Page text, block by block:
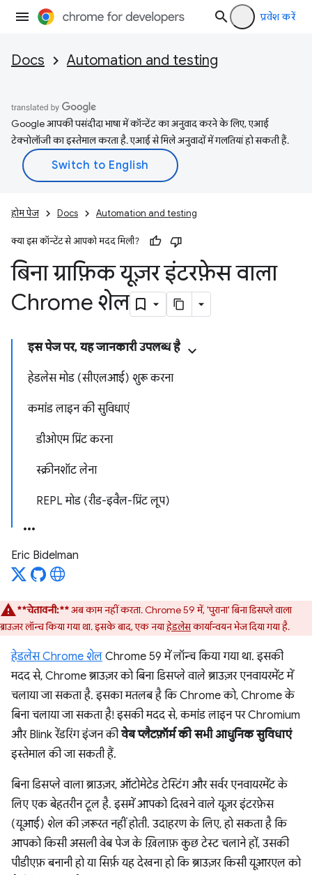
प्रवेश करें
Docs Automation and testing
Google आपकी पसंदीदा भाषा में कॉन्टेंट का अनुवाद करने के लिए, एआई
टेक्नोलॉजी का इस्तेमाल करता है. एआई से मिले अनुवादों में गलतियां हो सकती हैं.
होम पेज Docs Automation and testing
क्या इस कॉन्टेंट से आपको मदद मिली?
बिना ग्राफ़िक यूज़र इंटरफ़ेस वाला
Chrome शेल
इस पेज पर, यह जानकारी उपलब्ध है
हेडलेस मोड (सीएलआई) शुरू करना
कमांड लाइन की सुविधाएं
डीओएम प्रिंट करना
स्क्रीनशॉट लेना
REPL मोड (रीड-इवैल-प्रिंट लूप)
Eric Bidelman
**चेतावनी:**अब काम नहीं करता. Chrome 59 में, 'पुराना' बिना डिसप्ले वाला
ब्राउज़र लॉन्च किया गया था. इसके बाद, एक नयाहेडलेसकार्यान्वयन भेज दिया गया है.
हेडलेस Chrome शेल Chrome 59 में लॉन्च किया गया था. इसकी
मदद से, Chrome ब्राउज़र को बिना डिसप्ले वाले ब्राउज़र एनवायरमेंट में
चलाया जा सकता है. इसका मतलब है कि Chrome को, Chrome के
बिना चलाया जा सकता है! इसकी मदद से, कमांड लाइन पर Chromium
और Blink रेंडरिंग इंजन कीवेब प्लैटफ़ॉर्म की सभी आधुनिक सुविधाएं
इस्तेमाल की जा सकती हैं.
बिना डिसप्ले वाला ब्राउज़र, ऑटोमेटेड टेस्टिंग और सर्वर एनवायरमेंट के
लिए एक बेहतरीन टूल है. इसमें आपको दिखने वाले यूज़र इंटरफ़ेस
(यूआई) शेल की ज़रूरत नहीं होती. उदाहरण के लिए, हो सकता है कि
आपको किसी असली वेब पेज के ख़िलाफ़ कुछ टेस्ट चलाने हों, उसकी
पीडीएफ़ बनानी हो या सिर्फ़ यह देखना हो कि ब्राउज़र किसी यूआरएल को